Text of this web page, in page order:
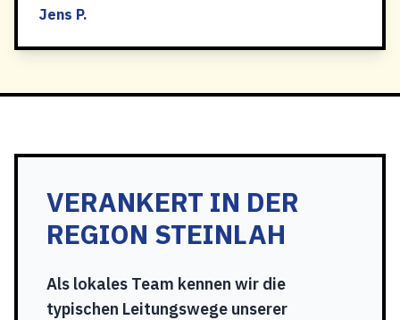
Jens P.
VERANKERT IN DER
REGION STEINLAH
Als lokales Team kennen wir die
typischen Leitungswege unserer